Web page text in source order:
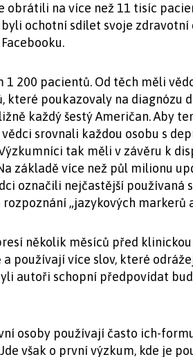
obrátili na více než 11 tisíc
ochotní sdílet svoje zdravotní
1 200 pacientů. Od těch měli
které poukazovaly na diagnózu
každý šestý Američan. Aby
srovnali každou osobu s
tak měli v závěru k
základě více než půl milionu
označili nejčastější používaná
„jazykových markerů
několik měsíců před
používají více slov, které
autoři schopní předpovídat
osoby používají často ich-
však o první výzkum, kde je